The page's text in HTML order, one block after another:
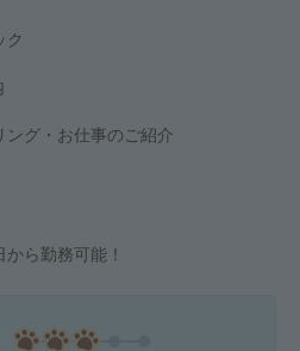
ク
グ・お仕事のご紹介
ら勤務可能！